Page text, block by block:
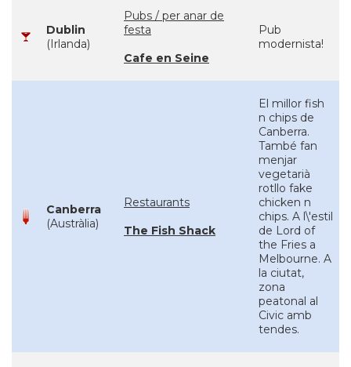
Dublin
(Irlanda)
Pubs / per anar de
festa
Cafe en Seine
Pub
modernista!
Canberra
(Austràlia)
Restaurants
The Fish Shack
El millor fish
n chips de
Canberra.
També fan
menjar
vegetarià
rotllo fake
chicken n
chips. A l\'estil
de Lord of
the Fries a
Melbourne. A
la ciutat,
zona
peatonal al
Civic amb
tendes.